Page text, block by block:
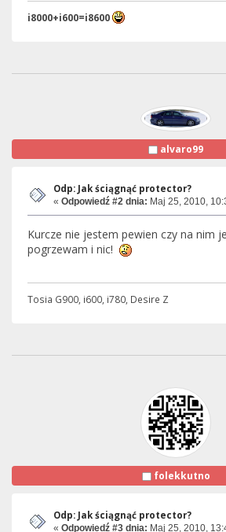
i8000+i600=i8600
alvaro99
Odp: Jak ściągnąć protector?
« Odpowiedź #2 dnia: Maj 25, 2010,
Kurcze nie jestem pewien czy na nim
pogrzewam i nic!
Tosia G900, i600, i780, Desire Z
folekkutno
Odp: Jak ściągnąć protector?
« Odpowiedź #3 dnia: Maj 25, 2010,